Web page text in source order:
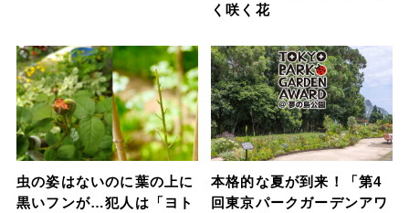
く咲く花
虫の姿はないのに葉の上に
黒いフンが…犯人は「ヨト
本格的な夏が到来！「第4
回東京パークガーデンアワ